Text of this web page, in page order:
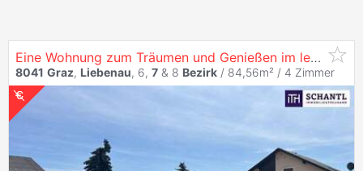
Eine Wohnung zum Träumen und Genießen im letzten Stockwerk - garantierte Projektübergabe SOMMER 2027 & PROVISIONSFREI!
8041 Graz, Liebenau, 6, 7 & 8 Bezirk / 84,56m² / 4 Zimmer